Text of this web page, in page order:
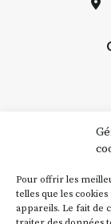
Pour offrir les
telles que les
appareils. Le fait de